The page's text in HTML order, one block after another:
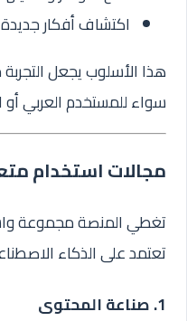
اكتشاف أفكار
هذا الأسلوب يجعل
سواء للمستخدم العربي أو
مجالات استخدام
تغطي المنصة مجموعة
تعتمد على الذكاء
1. صناعة المحتوى